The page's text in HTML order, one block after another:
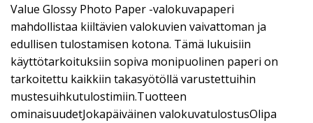
Value Glossy Photo Paper -valokuvapaperi
mahdollistaa kiiltävien valokuvien vaivattoman ja
edullisen tulostamisen kotona. Tämä lukuisiin
käyttötarkoituksiin sopiva monipuolinen paperi on
tarkoitettu kaikkiin takasyötöllä varustettuihin
mustesuihkutulostimiin.Tuotteen
ominaisuudetJokapäiväinen valokuvatulostusOlipa